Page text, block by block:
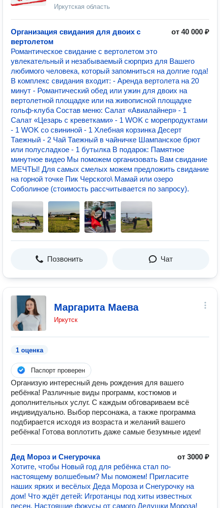
Иркутская область
Организация свидания для двоих с
вертолетом
от 40 000 ₽
Романтическое свидание с вертолетом это
увлекательный и незабываемый сюрприз для Вашего
любимого человека, который запомниться на долгие года!
В комплекс свидания входит: - Аренда вертолета на 20
минут - Романтический обед или ужин для двоих на
вертолетной площадке или на живописной площадке
гольф-клуба Состав меню: Салат «Авиалайнер» - 1
Салат «Цезарь с креветками» - 1 WOK с морепродуктами
- 1 WOK со свининой - 1 Хлебная корзинка Десерт
Таежный - 2 Чай Таежный в чайничке Шампанское брют
или полусладкое - 1 бутылка В подарок: Памятное
минутное видео Мы поможем организовать Вам свидание
МЕЧТЫ! Для самых смелых можем предложить свидание
на горной точке Пик Черского\ Мамай или озеро
Соболиное (стоимость рассчитывается по запросу).
Позвонить Чат
Маргарита Маева
Иркутск
1 оценка
Паспорт проверен
Организую интересный день рождения для вашего
ребёнка! Различные виды программ, костюмов и
дополнительных услуг. С каждым обговариваем всё
индивидуально. Выбор персонажа, а также программа
подбирается исходя из возраста и желаний вашего
ребёнка! Готова воплотить даже самые безумные идеи!
Дед Мороз и Снегурочка
от 3000 ₽
Хотите, чтобы Новый год для ребёнка стал по-
настоящему волшебным? Мы поможем! Пригласите
наших ярких и весёлых Деда Мороза и Снегурочку на
дом! Что ждёт детей: Игротанцы под хиты известных
песен. Настоящие фокусы от самого Дедушки Мороза!